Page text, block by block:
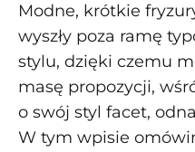
Modne, krótkie
wyszły poza ramę
stylu, dzięki czemu
masę propozycji,
o swój styl facet,
W tym wpisie